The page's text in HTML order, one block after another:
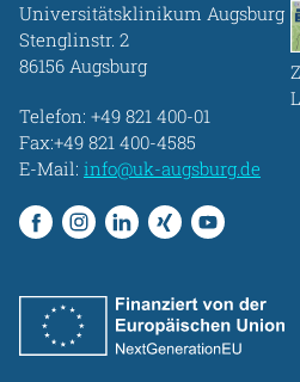
Universitätsklinikum Augsburg
Stenglinstr. 2
86156 Augsburg
Telefon: +49 821 400-01
Fax:+49 821 400-4585
E-Mail: info@uk-augsburg.de